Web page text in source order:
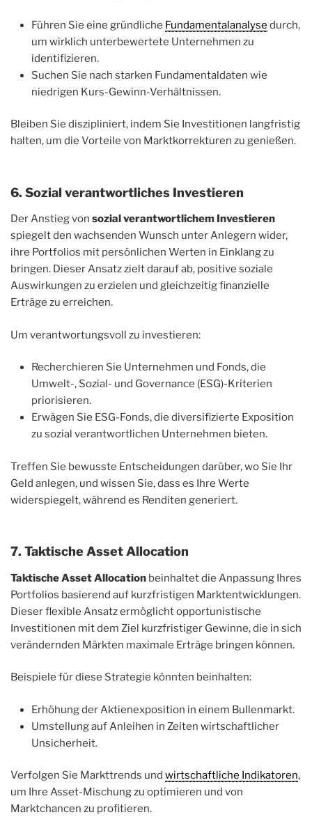
Führen Sie eine gründliche Fundamentalanalyse durch,
um wirklich unterbewertete Unternehmen zu
identifizieren.
Suchen Sie nach starken Fundamentaldaten wie
niedrigen Kurs-Gewinn-Verhältnissen.
Bleiben Sie diszipliniert, indem Sie Investitionen langfristig
halten, um die Vorteile von Marktkorrekturen zu genießen.
6. Sozial verantwortliches Investieren
Der Anstieg von sozial verantwortlichem Investieren
spiegelt den wachsenden Wunsch unter Anlegern wider,
ihre Portfolios mit persönlichen Werten in Einklang zu
bringen. Dieser Ansatz zielt darauf ab, positive soziale
Auswirkungen zu erzielen und gleichzeitig finanzielle
Erträge zu erreichen.
Um verantwortungsvoll zu investieren:
Recherchieren Sie Unternehmen und Fonds, die
Umwelt-, Sozial- und Governance (ESG)-Kriterien
priorisieren.
Erwägen Sie ESG-Fonds, die diversifizierte Exposition
zu sozial verantwortlichen Unternehmen bieten.
Treffen Sie bewusste Entscheidungen darüber, wo Sie Ihr
Geld anlegen, und wissen Sie, dass es Ihre Werte
widerspiegelt, während es Renditen generiert.
7. Taktische Asset Allocation
Taktische Asset Allocation beinhaltet die Anpassung Ihres
Portfolios basierend auf kurzfristigen Marktentwicklungen.
Dieser flexible Ansatz ermöglicht opportunistische
Investitionen mit dem Ziel kurzfristiger Gewinne, die in sich
verändernden Märkten maximale Erträge bringen können.
Beispiele für diese Strategie könnten beinhalten:
Erhöhung der Aktienexposition in einem Bullenmarkt.
Umstellung auf Anleihen in Zeiten wirtschaftlicher
Unsicherheit.
Verfolgen Sie Markttrends und wirtschaftliche Indikatoren,
um Ihre Asset-Mischung zu optimieren und von
Marktchancen zu profitieren.